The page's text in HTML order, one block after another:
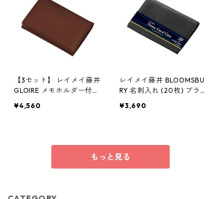
【3セット】 レイメイ藤井
GLOIRE メモホルダー付名
LN1054CX3 シンプル
¥4,560
レイメイ藤井 BLOOMSBU
RY 名刺入れ (20枚) ブラ
¥3,690
もっと見る